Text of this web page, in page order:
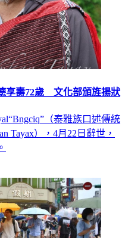
享壽72歲 文化部頒旌揚狀
（泰雅族口述傳統
Tayax），4月22日辭世，